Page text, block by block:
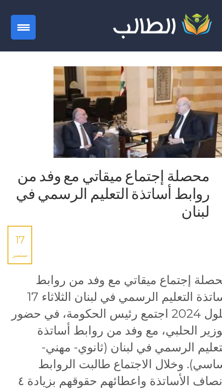
محصلة إجتماع ميقاتي مع وفد من
روابط أساتذة التعليم الرسمي في
لبنان
17
سبتمبر
إجتماع ميقاتي مع وفد من روابط
أساتذة التعليم الرسمي في لبنان الثلاثاء 17
أيلول 2024 اجتمع رئيس الحكومة، في حضور
الحلبي، مع وفد من روابط أساتذة
الرسمي في لبنان (ثانوي- مهني-
وخلال الاجتماع طالبت الروابط
بانصاف الأساتذة واعطائهم حقوقهم بزيادة ٤